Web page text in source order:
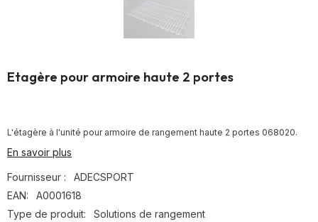
Etagère pour armoire haute 2 portes
L'étagère à l'unité pour armoire de rangement haute 2 portes 068020.
En savoir plus
Fournisseur :
ADECSPORT
EAN:
A0001618
Type de produit:
Solutions de rangement